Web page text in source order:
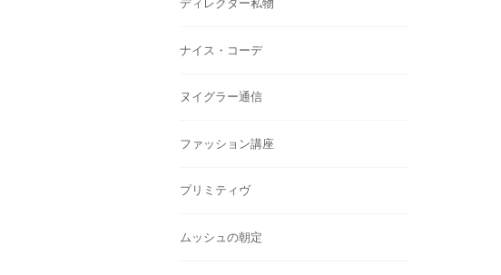
ディレクター私物
ナイス・コーデ
ヌイグラー通信
ファッション講座
プリミティヴ
ムッシュの朝定